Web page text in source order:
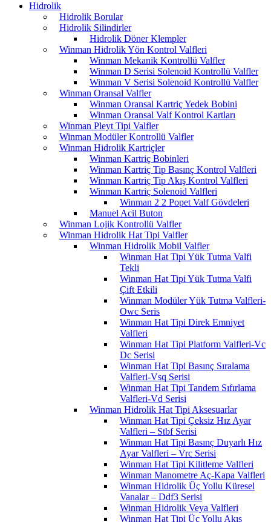
Hidrolik
Hidrolik Borular
Hidrolik Silindirler
Hidrolik Döner Klempler
Winman Hidrolik Yön Kontrol Valfleri
Winman Mekanik Kontrollü Valfler
Winman D Serisi Solenoid Kontrollü Valfler
Winman V Serisi Solenoid Kontrollü Valfler
Winman Oransal Valfler
Winman Oransal Kartriç Yedek Bobini
Winman Oransal Valf Kontrol Kartları
Winman Pleyt Tipi Valfler
Winman Modüler Kontrollü Valfler
Winman Hidrolik Kartriçler
Winman Kartriç Bobinleri
Winman Kartriç Tip Basınç Kontrol Valfleri
Winman Kartriç Tip Akış Kontrol Valfleri
Winman Kartriç Solenoid Valfleri
Winman 2 2 Popet Valf Gövdeleri
Manuel Acil Buton
Winman Lojik Kontrollü Valfler
Winman Hidrolik Hat Tipi Valfler
Winman Hidrolik Mobil Valfler
Winman Hat Tipi Yük Tutma Valfi
Tekli
Winman Hat Tipi Yük Tutma Valfi
Çift Etkili
Winman Modüler Yük Tutma Valfleri-
Owc Seris
Winman Hat Tipi Direk Emniyet
Valfleri
Winman Hat Tipi Platform Valfleri-Vc
Dc Serisi
Winman Hat Tipi Basınç Sıralama
Valfleri-Vsq Serisi
Winman Hat Tipi Tandem Sıfırlama
Valfleri-Vd Serisi
Winman Hidrolik Hat Tipi Aksesuarlar
Winman Hat Tipi Çeksiz Hız Ayar
Valfleri – Stbf Serisi
Winman Hat Tipi Basınç Duyarlı Hız
Ayar Valfleri – Vrc Serisi
Winman Hat Tipi Kilitleme Valfleri
Winman Manometre Aç-Kapa Valfleri
Winman Hidrolik Üç Yollu Küresel
Vanalar – Ddf3 Serisi
Winman Hidrolik Veya Valfleri
Winman Hat Tipi Üç Yollu Akış